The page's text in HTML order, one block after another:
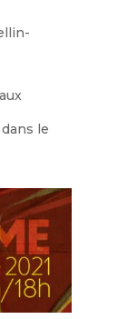
le